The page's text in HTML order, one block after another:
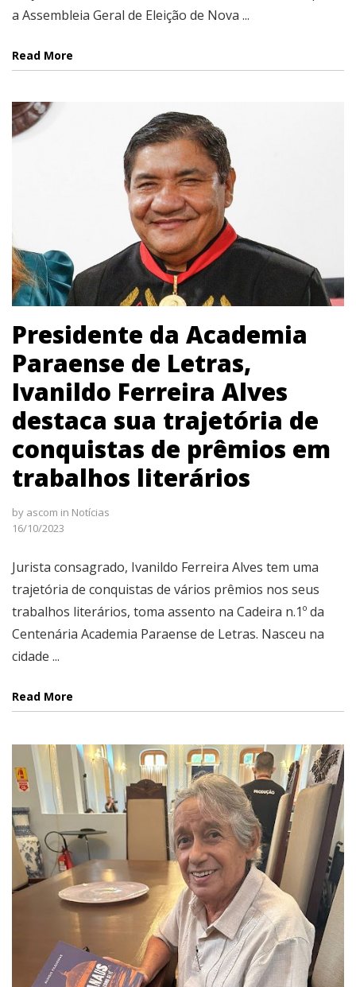
a Assembleia Geral de Eleição de Nova ...
Read More
Presidente da Academia
Paraense de Letras,
Ivanildo Ferreira Alves
destaca sua trajetória de
conquistas de prêmios em
trabalhos literários
by ascom in Notícias
16/10/2023
Jurista consagrado, Ivanildo Ferreira Alves tem uma
trajetória de conquistas de vários prêmios nos seus
trabalhos literários, toma assento na Cadeira n.1º da
Centenária Academia Paraense de Letras. Nasceu na
cidade ...
Read More